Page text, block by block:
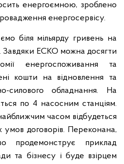
енергоємною, зроблено
енергосервісу.
біля мільярду гривень на
Завдяки ЕСКО можна досягти
енергоспоживання та
кошти на відновлення та
силового обладнання. На
по 4 насосним станціям.
часом відбудеться
умов договорів. Переконана,
продемонструє приклад
та бізнесу і буде взірцем